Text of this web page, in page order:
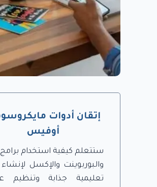
إتقان أدوات
أوفيس
ستتعلم كيفية استخدام برامج
والبوربوينت والإكسل
تعليمية جذابة وتنظيم